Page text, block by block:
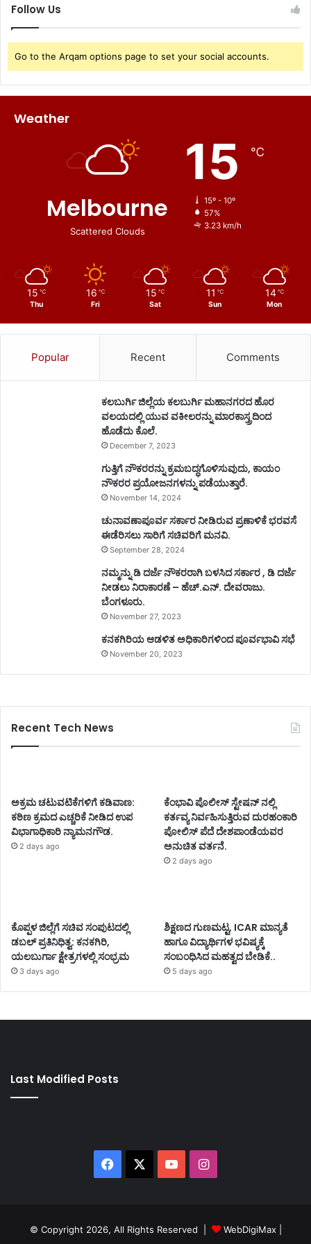
Follow Us
Go to the Arqam options page to set your social accounts.
Weather
Melbourne
Scattered Clouds
15 ℃
15º - 10º
57%
3.23 km/h
15 ℃
Thu
16 ℃
Fri
15 ℃
Sat
11 ℃
Sun
14 ℃
Mon
Popular Recent Comments
ಕಲಬುರ್ಗಿ ಜಿಲ್ಲೆಯ ಕಲಬುರ್ಗಿ ಮಹಾನಗರದ ಹೊರ
ವಲಯದಲ್ಲಿ ಯುವ ವಕೀಲರನ್ನು ಮಾರಕಾಸ್ತ್ರದಿಂದ
ಹೊಡೆದು ಕೊಲೆ.
December 7, 2023
ಗುತ್ತಿಗೆ ನೌಕರರನ್ನು ಕ್ರಮಬದ್ಧಗೊಳಿಸುವುದು, ಕಾಯಂ
ನೌಕರರ ಪ್ರಯೋಜನಗಳನ್ನು ಪಡೆಯುತ್ತಾರೆ.
November 14, 2024
ಚುನಾವಣಾಪೂರ್ವ ಸರ್ಕಾರ ನೀಡಿರುವ ಪ್ರಣಾಳಿಕೆ ಭರವಸೆ
ಈಡೆರಿಸಲು ಸಾರಿಗೆ ಸಚಿವರಿಗೆ ಮನವಿ.
September 28, 2024
ನಮ್ಮನ್ನು ಡಿ ದರ್ಜೆ ನೌಕರರಾಗಿ ಬಳಸಿದ ಸರ್ಕಾರ , ಡಿ ದರ್ಜೆ
ನೀಡಲು ನಿರಾಕಾರಣೆ – ಹೆಚ್.ಎನ್. ದೇವರಾಜು.
ಬೆಂಗಳೂರು.
November 27, 2023
ಕನಕಗಿರಿಯ ಆಡಳಿತ ಅಧಿಕಾರಿಗಳಿಂದ ಪೂರ್ವಭಾವಿ ಸಭೆ
November 20, 2023
Recent Tech News
ಅಕ್ರಮ ಚಟುವಟಿಕೆಗಳಿಗೆ ಕಡಿವಾಣ:
ಕಠಿಣ ಕ್ರಮದ ಎಚ್ಚರಿಕೆ ನೀಡಿದ ಉಪ
ವಿಭಾಗಾಧಿಕಾರಿ ನ್ಯಾಮನಗೌಡ.
2 days ago
ಕೆಂಭಾವಿ ಪೊಲೀಸ್ ಸ್ಟೇಷನ್ ನಲ್ಲಿ
ಕರ್ತವ್ಯ ನಿರ್ವಹಿಸುತ್ತಿರುವ ದುರಹಂಕಾರಿ
ಪೋಲಿಸ್ ಪೆದೆ ದೇಶಪಾಂಡೆಯವರ
ಅನುಚಿತ ವರ್ತನೆ.
2 days ago
ಕೊಪ್ಪಳ ಜಿಲ್ಲೆಗೆ ಸಚಿವ ಸಂಪುಟದಲ್ಲಿ
ಡಬಲ್ ಪ್ರತಿನಿಧಿತ್ವ: ಕನಕಗಿರಿ,
ಯಲಬುರ್ಗಾ ಕ್ಷೇತ್ರಗಳಲ್ಲಿ ಸಂಭ್ರಮ
3 days ago
ಶಿಕ್ಷಣದ ಗುಣಮಟ್ಟ, ICAR ಮಾನ್ಯತೆ
ಹಾಗೂ ವಿದ್ಯಾರ್ಥಿಗಳ ಭವಿಷ್ಯಕ್ಕೆ
ಸಂಬಂಧಿಸಿದ ಮಹತ್ವದ ಬೇಡಿಕೆ..
5 days ago
Last Modified Posts
Facebook YouTubeInstagram
© Copyright 2026, All Rights Reserved | WebDigiMax|